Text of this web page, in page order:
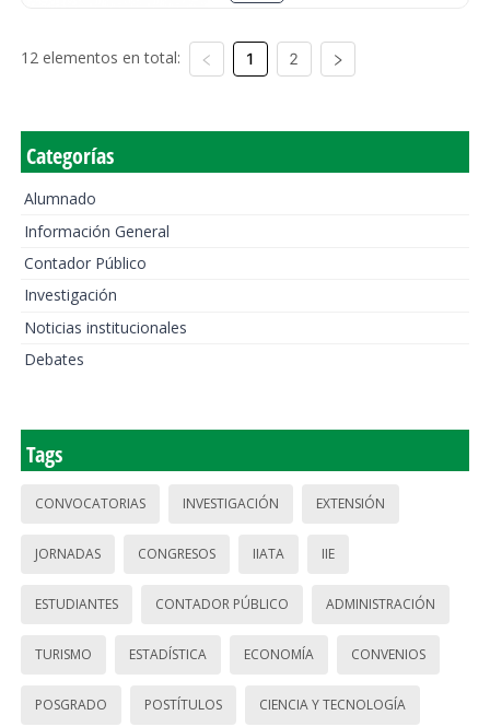
12 elementos en total: 1 2
Categorías
Alumnado
Información General
Contador Público
Investigación
Noticias institucionales
Debates
Tags
CONVOCATORIAS INVESTIGACIÓN EXTENSIÓN
JORNADAS CONGRESOS IIATA IIE
ESTUDIANTES CONTADOR PÚBLICO ADMINISTRACIÓN
TURISMO ESTADÍSTICA ECONOMÍA CONVENIOS
POSGRADO POSTÍTULOS CIENCIA Y TECNOLOGÍA